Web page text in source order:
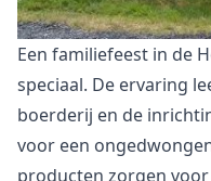
Een familiefeest in de
speciaal. De ervaring
boerderij en de
voor een
producten zorgen